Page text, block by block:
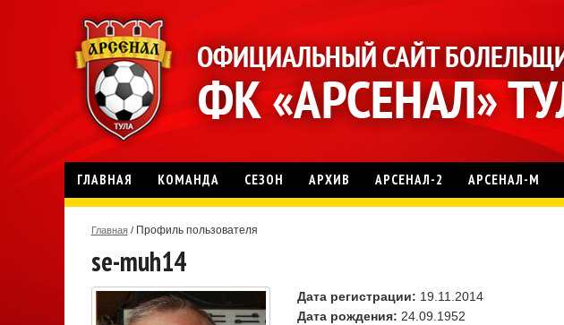
ГЛАВНАЯ КОМАНДА СЕЗОН АРХИВ АРСЕНАЛ-2 АРСЕНАЛ-М
Главная /Профиль пользователя
se-muh14
Дата регистрации: 19.11.2014
Дата рождения: 24.09.1952